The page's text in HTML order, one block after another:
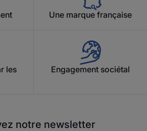
Une marque française
les
Engagement sociétal
notre newsletter